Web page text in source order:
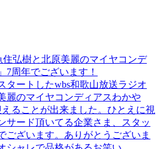
住弘樹と北原美麗のマイヤコンデ
7周年でございます！
タートしたwbs和歌山放送ラジオ
麗のマイヤコンディアスわかや
ることが出来ました。ひとえに視
サード頂いてる企業さま、スタッ
ございます。ありがとうございま